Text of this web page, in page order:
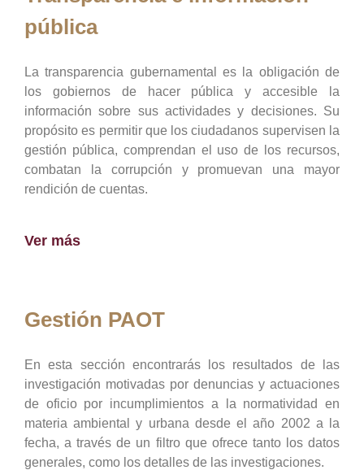
pública
La transparencia gubernamental es la obligación de
los gobiernos de hacer pública y accesible la
información sobre sus actividades y decisiones. Su
propósito es permitir que los ciudadanos supervisen la
gestión pública, comprendan el uso de los recursos,
combatan la corrupción y promuevan una mayor
rendición de cuentas.
Ver más
Gestión PAOT
En esta sección encontrarás los resultados de las
investigación motivadas por denuncias y actuaciones
de oficio por incumplimientos a la normatividad en
materia ambiental y urbana desde el año 2002 a la
fecha, a través de un filtro que ofrece tanto los datos
generales, como los detalles de las investigaciones.